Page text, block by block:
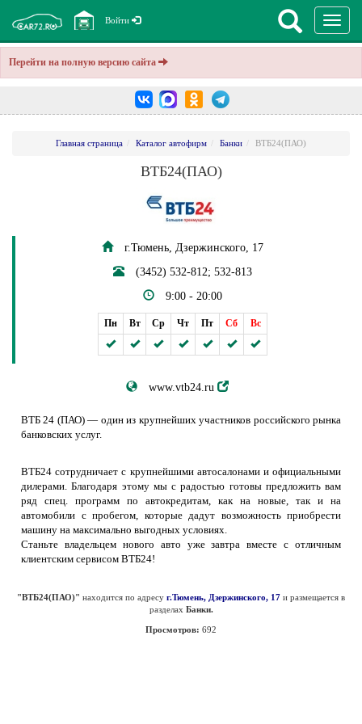
Перейти на полную версию сайта
Войти
Главная страница Каталог автофирм Банки ВТБ24(ПАО)
ВТБ24(ПАО)
г.Тюмень, Дзержинского, 17
(3452) 532-812; 532-813
9:00 - 20:00
Пн Вт Ср Чт Пт Сб Вс
www.vtb24.ru
ВТБ 24 (ПАО) — один из крупнейших участников российского рынка
банковских услуг.
ВТБ24 сотрудничает с крупнейшими автосалонами и официальными
дилерами. Благодаря этому мы с радостью готовы предложить вам
ряд спец. программ по автокредитам, как на новые, так и на
автомобили с пробегом, которые дадут возможность приобрести
машину на максимально выгодных условиях.
Станьте владельцем нового авто уже завтра вместе с отличным
клиентским сервисом ВТБ24!
"ВТБ24(ПАО)" находится по адресу г.Тюмень, Дзержинского, 17 и размещается в
разделах Банки.
Просмотров: 692